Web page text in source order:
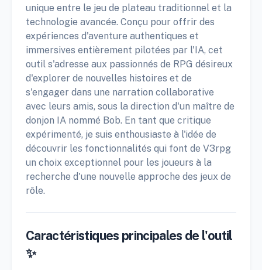
unique entre le jeu de plateau traditionnel et la
technologie avancée. Conçu pour offrir des
expériences d'aventure authentiques et
immersives entièrement pilotées par l'IA, cet
outil s'adresse aux passionnés de RPG désireux
d'explorer de nouvelles histoires et de
s'engager dans une narration collaborative
avec leurs amis, sous la direction d'un maître de
donjon IA nommé Bob. En tant que critique
expérimenté, je suis enthousiaste à l'idée de
découvrir les fonctionnalités qui font de V3rpg
un choix exceptionnel pour les joueurs à la
recherche d'une nouvelle approche des jeux de
rôle.
Caractéristiques principales de l'outil
✨